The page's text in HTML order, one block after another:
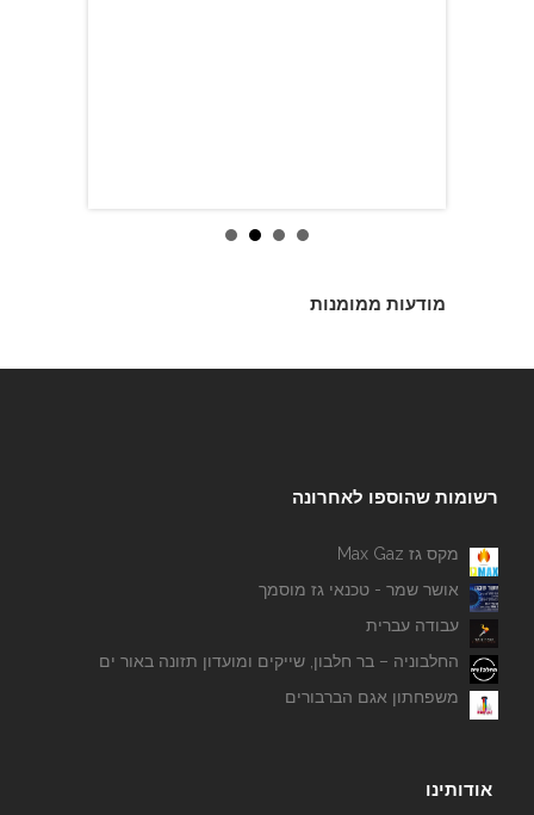
מודעות ממומנות
רשומות שהוספו לאחרונה
מקס גז Max Gaz
אושר שמר - טכנאי גז מוסמך
עבודה עברית
החלבוניה – בר חלבון, שייקים ומועדון תזונה באור ים
משפחתון אגם הברבורים
אודותינו